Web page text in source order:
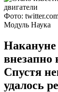
Фото:
Модуль Наука
Накануне
внезапно
Спустя
удалось